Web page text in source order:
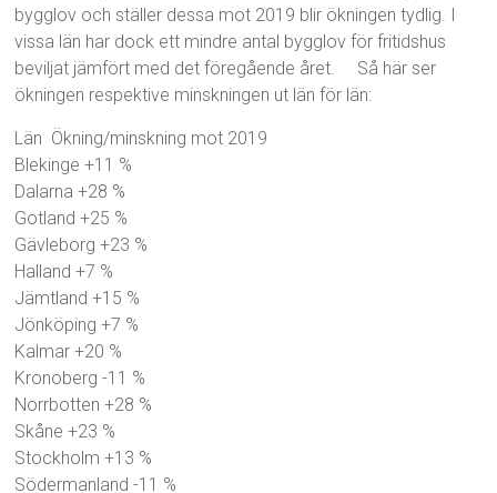
bygglov och ställer dessa mot 2019 blir ökningen tydlig. I
vissa län har dock ett mindre antal bygglov för fritidshus
beviljat jämfört med det föregående året. Så här ser
ökningen respektive minskningen ut län för län:
Län Ökning/minskning mot 2019
Blekinge +11 %
Dalarna +28 %
Gotland +25 %
Gävleborg +23 %
Halland +7 %
Jämtland +15 %
Jönköping +7 %
Kalmar +20 %
Kronoberg -11 %
Norrbotten +28 %
Skåne +23 %
Stockholm +13 %
Södermanland -11 %